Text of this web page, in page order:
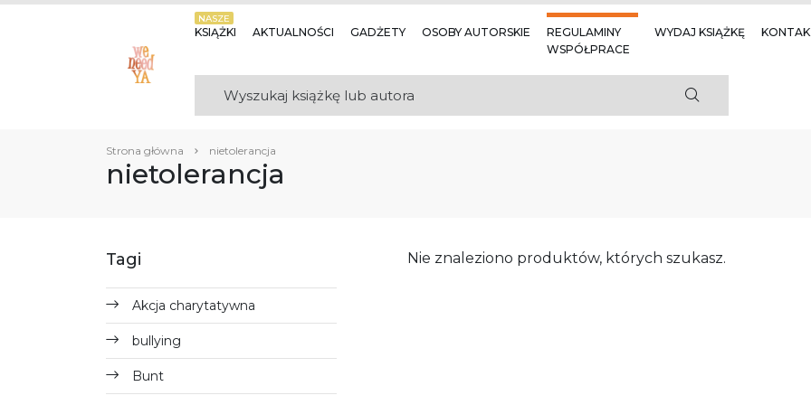
KSIĄŻKI
NASZE
AKTUALNOŚCI GADŻETY OSOBY AUTORSKIE
REGULAMINY
WSPÓŁPRACE
WYDAJ KSIĄŻKĘ
Strona główna nietolerancja
nietolerancja
Tagi
Akcja charytatywna
bullying
Bunt
Nie znaleziono produktów, których szukasz.